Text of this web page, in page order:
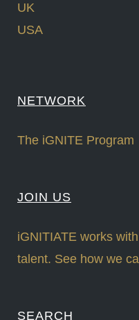
UK
USA
NETWORK
The iGNITE Program
JOIN US
iGNITIATE works
talent. See how we
SEARCH